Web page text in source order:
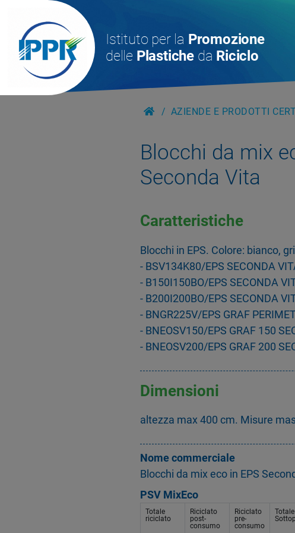
Istituto per la Promozione
delle Plastiche da Riciclo
AZIENDE E PRODOTTI
Blocchi da mix
Seconda Vita
Caratteristiche
Blocchi in EPS. Colore: bianco,
- BSV134K80/EPS SECONDA
- B150I150BO/EPS SECONDA
- B200I200BO/EPS SECONDA
- BNGR225V/EPS GRAF
- BNEOSV150/EPS GRAF 150
- BNEOSV200/EPS GRAF 200
Dimensioni
altezza max 400 cm. Misure
Nome commerciale
Blocchi da mix eco in EPS
PSV MixEco
Totale
riciclato
Riciclato
post-
consumo
Riciclato
pre-
consumo
Totale